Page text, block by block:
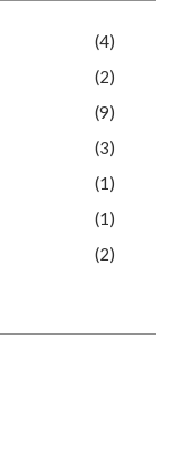
(4)
(2)
(9)
(3)
(1)
(1)
(2)